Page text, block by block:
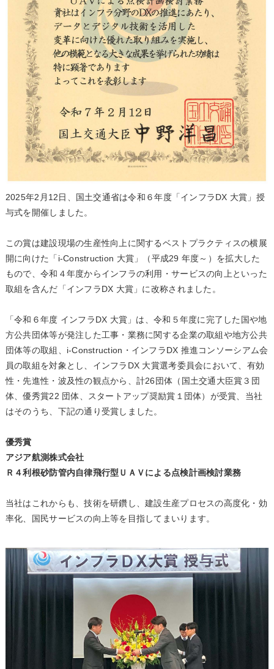
2025年2月12日、国土交通省は令和６年度「インフラDX 大賞」授
与式を開催しました。
この賞は建設現場の生産性向上に関するベストプラクティスの横展
開に向けた「i-Construction 大賞」（平成29 年度～）を拡大した
もので、令和４年度からインフラの利用・サービスの向上といった
取組を含んだ「インフラDX 大賞」に改称されました。
「令和６年度 インフラDX 大賞」は、令和５年度に完了した国や地
方公共団体等が発注した工事・業務に関する企業の取組や地方公共
団体等の取組、i-Construction・インフラDX 推進コンソーシアム会
員の取組を対象とし、インフラDX 大賞選考委員会において、有効
性・先進性・波及性の観点から、計26団体（国土交通大臣賞３団
体、優秀賞22 団体、スタートアップ奨励賞１団体）が受賞、当社
はそのうち、下記の通り受賞しました。
優秀賞
アジア航測株式会社
Ｒ４利根砂防管内自律飛行型ＵＡＶによる点検計画検討業務
当社はこれからも、技術を研鑽し、建設生産プロセスの高度化・効
率化、国民サービスの向上等を目指してまいります。